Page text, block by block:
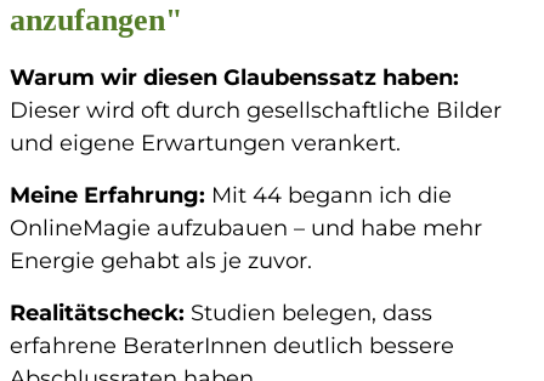
anzufangen"
Warum wir diesen Glaubenssatz haben:
Dieser wird oft durch gesellschaftliche Bilder
und eigene Erwartungen verankert.
Meine Erfahrung: Mit 44 begann ich die
OnlineMagie aufzubauen – und habe mehr
Energie gehabt als je zuvor.
Realitätscheck: Studien belegen, dass
erfahrene BeraterInnen deutlich bessere